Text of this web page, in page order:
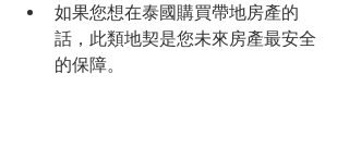
如果您想在泰國購買帶地房產的
話，此類地契是您未來房產最安全
的保障。